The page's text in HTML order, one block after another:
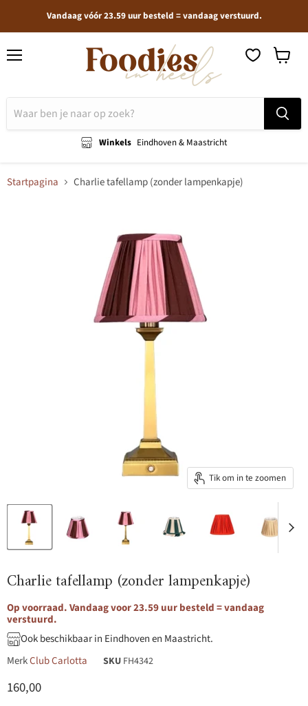
Vandaag vóór 23.59 uur besteld = vandaag verstuurd.
Winkels Eindhoven & Maastricht
Startpagina Charlie tafellamp (zonder lampenkapje)
Tik om in te zoomen
Charlie tafellamp (zonder lampenkapje)
Op voorraad. Vandaag voor 23.59 uur besteld = vandaag
verstuurd.
Ook beschikbaar in Eindhoven en Maastricht.
MerkClub Carlotta SKU FH4342
Huidige prijs
160,00